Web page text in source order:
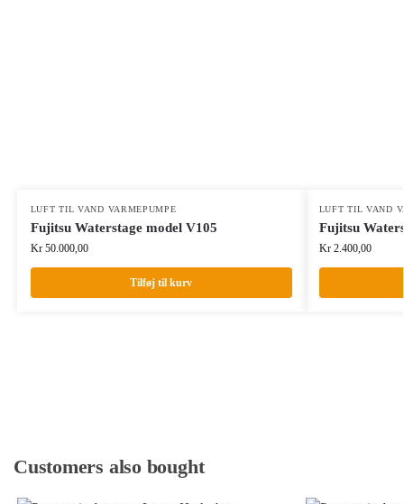
LUFT TIL VAND VARMEPUMPE
Fujitsu Waterstage model V105
Kr50.000,00
Tilføj til kurv
LUFT TIL VAND
Fujitsu
Kr2.400,00
Customers also bought